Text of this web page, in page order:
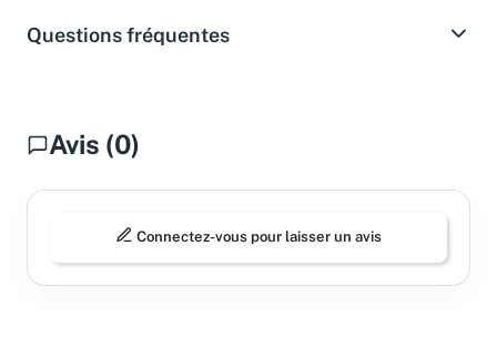
Questions fréquentes
Avis (0)
Connectez-vous pour laisser un avis